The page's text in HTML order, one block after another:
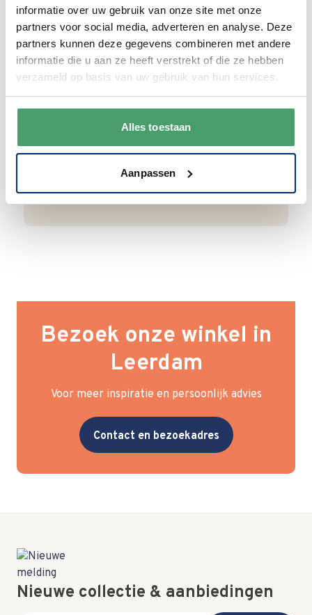
informatie over uw gebruik van onze site met onze
partners voor social media, adverteren en analyse. Deze
partners kunnen deze gegevens combineren met andere
informatie die u aan ze heeft verstrekt of die ze hebben
verzameld op basis van uw gebruik van hun services.
Alles toestaan
Aanpassen
Goede waardering
We krijgen een goede waardering van Onze
klanten. 9+ gemiddeld.
Bezoek onze winkel in
Leerdam
Voor meer inspiratie en persoonlijk advies
Contact en bezoekadres
Nieuwe collectie & aanbiedingen